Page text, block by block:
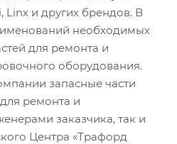
Linx и других брендов. В
необходимых
для ремонта и
оборудования.
запасные части
ремонта и
заказчика, так и
Центра «Трафорд